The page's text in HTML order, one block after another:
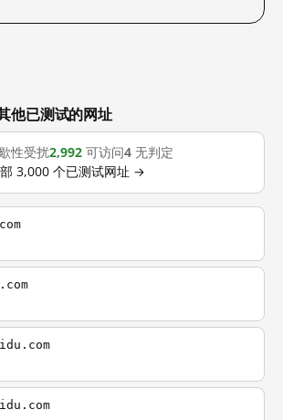
已测试的网址
性受扰2,992 可访问4 无判定
3,000 个已测试网址 →